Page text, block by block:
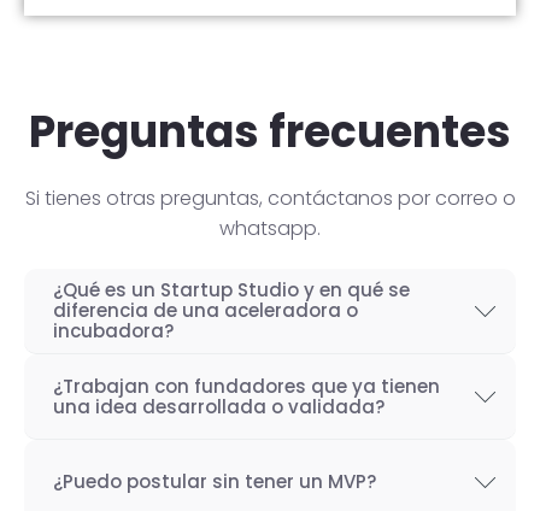
Preguntas frecuentes
Si tienes otras preguntas, contáctanos por correo o
whatsapp.
¿Qué es un Startup Studio y en qué se
diferencia de una aceleradora o
incubadora?
Un Startup Studio es una organización capaz
de construir startups de manera iterativa,
con experiencia. También se les conoce
¿Trabajan con fundadores que ya tienen
una idea desarrollada o validada?
Startup Studio es lograr un proceso iterativo
¿Puedo postular sin tener un MVP?